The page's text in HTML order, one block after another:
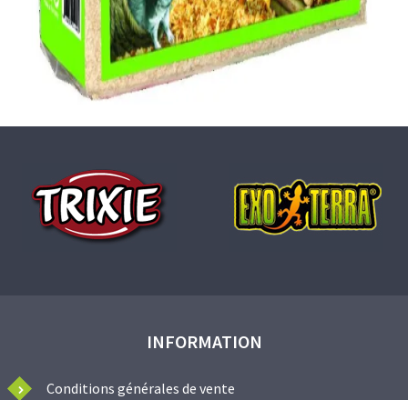
INFORMATION
Conditions générales de vente